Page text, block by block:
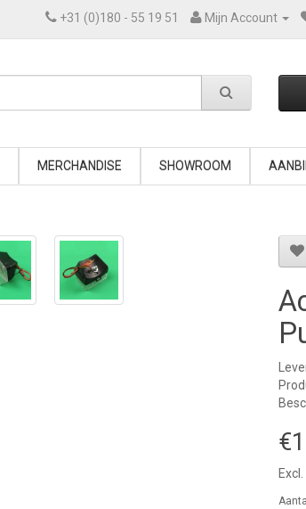
+31 (0)180 - 55 19 51 Mijn Account
MERCHANDISE SHOWROOM
Aantal